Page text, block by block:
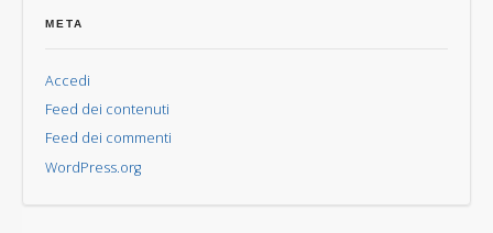
META
Accedi
Feed dei contenuti
Feed dei commenti
WordPress.org